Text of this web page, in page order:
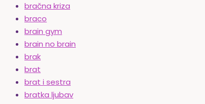
bračna kriza
braco
brain gym
brain no brain
brak
brat
brat i sestra
bratka ljubav